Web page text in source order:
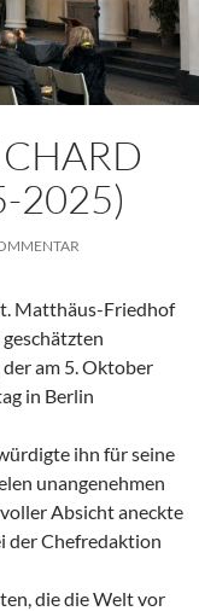
2025)
Matthäus-Friedhof
am 5. Oktober
in Berlin
ihn für seine
unangenehmen
Absicht aneckte
der Chefredaktion
die die Welt vor